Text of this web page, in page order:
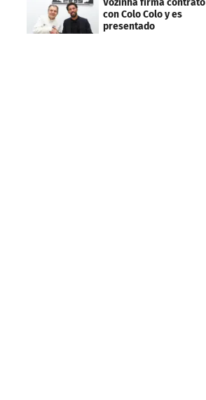
Vozinha firma contrato
con Colo Colo y es
presentado